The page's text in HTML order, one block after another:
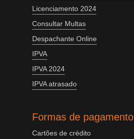
Licenciamento 2024
Consultar Multas
Despachante Online
IPVA
IPVA 2024
IPVA atrasado
Formas de pagamento
Cartões de crédito